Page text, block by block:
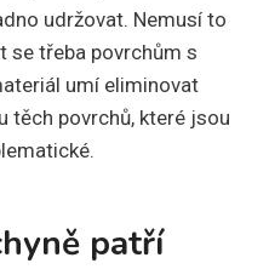
udržovat. Nemusí to
se třeba povrchům s
umí eliminovat
těch povrchů, které jsou
patří